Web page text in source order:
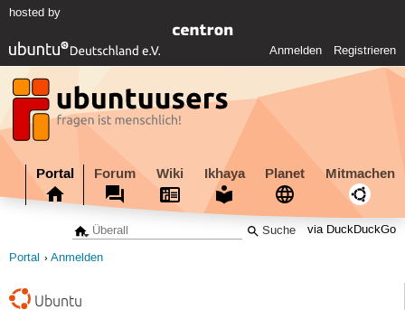
hosted by
Anmelden Registrieren
Portal Forum Wiki Ikhaya Planet Mitmachen
via DuckDuckGo
Portal Anmelden
Ubuntu